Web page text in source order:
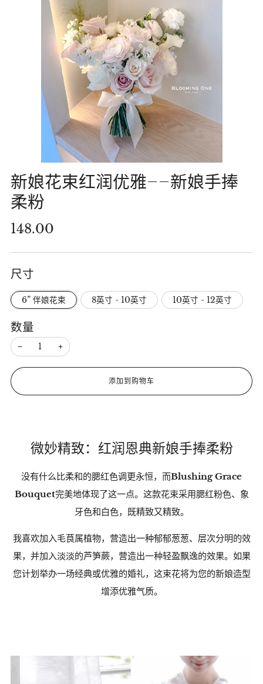
新娘花束红润优雅——新娘手捧
柔粉
正
格
148.00
尺寸
6” 伴娘花束 8英寸 - 10英寸 10英寸 - 12英寸
数量
− +
添加到购物车
微妙精致：红润恩典新娘手捧柔粉
没有什么比柔和的腮红色调更永恒，而Blushing Grace
Bouquet完美地体现了这一点。这款花束采用腮红粉色、象
牙色和白色，既精致又精致。
我喜欢加入毛茛属植物，营造出一种郁郁葱葱、层次分明的效
果，并加入淡淡的芦笋蕨，营造出一种轻盈飘逸的效果。如果
您计划举办一场经典或优雅的婚礼，这束花将为您的新娘造型
增添优雅气质。